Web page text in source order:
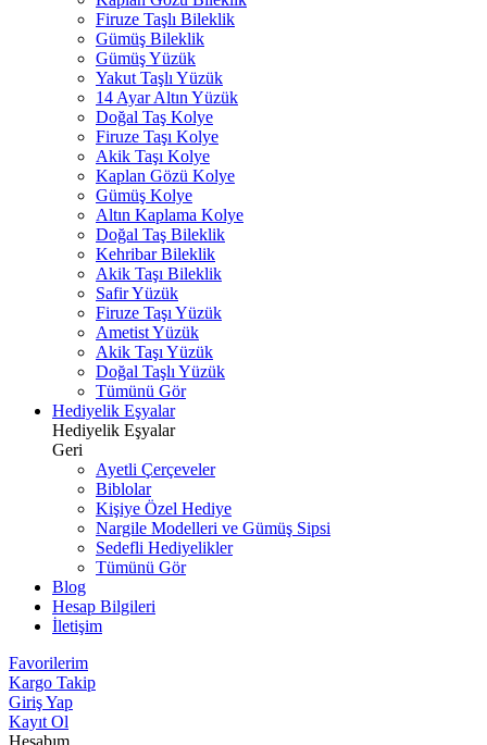
Firuze Taşlı Bileklik
Gümüş Bileklik
Gümüş Yüzük
Yakut Taşlı Yüzük
14 Ayar Altın Yüzük
Doğal Taş Kolye
Firuze Taşı Kolye
Akik Taşı Kolye
Kaplan Gözü Kolye
Gümüş Kolye
Altın Kaplama Kolye
Doğal Taş Bileklik
Kehribar Bileklik
Akik Taşı Bileklik
Safir Yüzük
Firuze Taşı Yüzük
Ametist Yüzük
Akik Taşı Yüzük
Doğal Taşlı Yüzük
Tümünü Gör
Hediyelik Eşyalar
Hediyelik Eşyalar
Geri
Ayetli Çerçeveler
Biblolar
Kişiye Özel Hediye
Nargile Modelleri ve Gümüş Sipsi
Sedefli Hediyelikler
Tümünü Gör
Blog
Hesap Bilgileri
İletişim
Favorilerim
Kargo Takip
Giriş Yap
Kayıt Ol
Hesabım